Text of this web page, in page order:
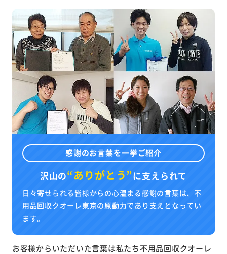
感謝のお言葉を一挙ご紹介
沢山の“ありがとう”に支えられて
日々寄せられる皆様からの心温まる感謝の言葉は、不
用品回収クオーレ東京の原動力であり支えとなってい
ます。
お客様からいただいた言葉は私たち不用品回収クオーレ